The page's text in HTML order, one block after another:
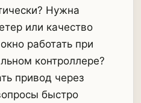
Нужна
или качество
работать при
контроллере?
привод через
быстро